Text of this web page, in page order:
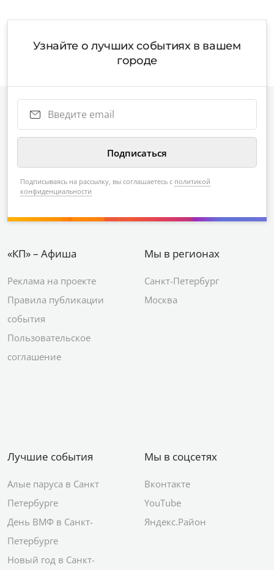
Узнайте о лучших событиях в вашем
городе
Подписываясь на рассылку, вы соглашаетесь с политикой
конфиденциальности
«КП» – Афиша
Реклама на проекте
Правила публикации
события
Пользовательское
соглашение
Мы в регионах
Санкт-Петербург
Москва
Лучшие события
Алые паруса в Санкт
Петербурге
День ВМФ в Санкт-
Петербурге
Новый год в Санкт-
Мы в соцсетях
Вконтакте
YouTube
Яндекс.Район